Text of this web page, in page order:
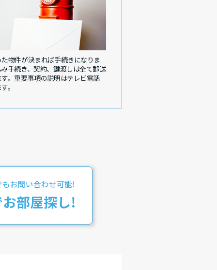
物件が決まれば手続きになりま
手続き、契約、鍵渡しは全て郵送
。重要事項の説明はテレビ電話
。